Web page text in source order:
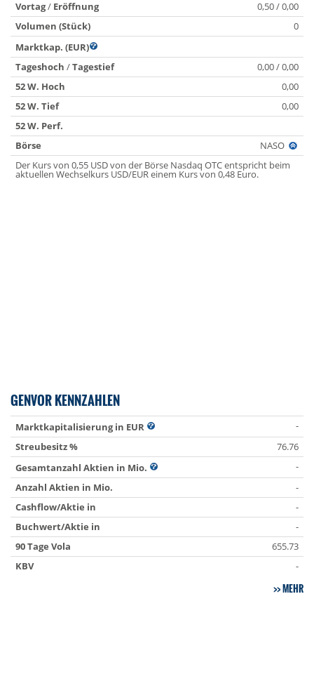
Vortag/ Eröffnung
0,50 / 0,00
Volumen (Stück)
0
Marktkap. (EUR)
Tageshoch /Tagestief
0,00 / 0,00
52 W. Hoch
0,00
52 W. Tief
0,00
52 W. Perf.
Börse
NASO
Der Kurs von 0,55 USD von der Börse Nasdaq OTC entspricht beim
aktuellen Wechselkurs USD/EUR einem Kurs von 0,48 Euro.
GENVOR KENNZAHLEN
Marktkapitalisierung in EUR
-
Streubesitz %
76.76
Gesamtanzahl Aktien in Mio.
-
Anzahl Aktien in Mio.
-
Cashflow/Aktie in
-
Buchwert/Aktie in
-
90 Tage Vola
655.73
KBV
-
MEHR